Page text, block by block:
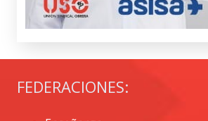
FEDERACIONES: